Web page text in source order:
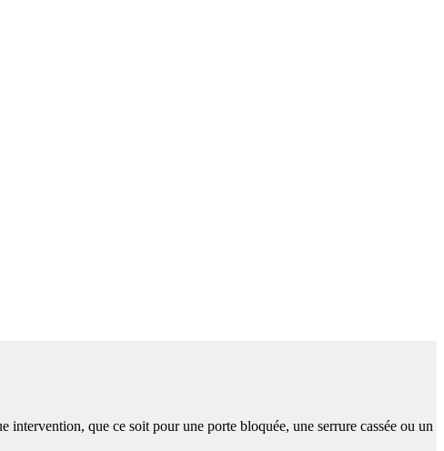
que ce soit pour une porte bloquée, une serrure cassée ou un